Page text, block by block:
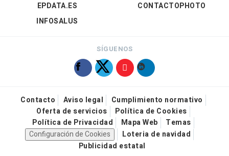
EPDATA.ES
INFOSALUS
CONTACTOPHOTO
SÍGUENOS
Contacto Aviso legal
Cumplimiento normativo
Oferta de servicios
Política de Cookies
Política de Privacidad
Mapa Web
Temas
Configuración de Cookies
Loteria de navidad
Publicidad estatal